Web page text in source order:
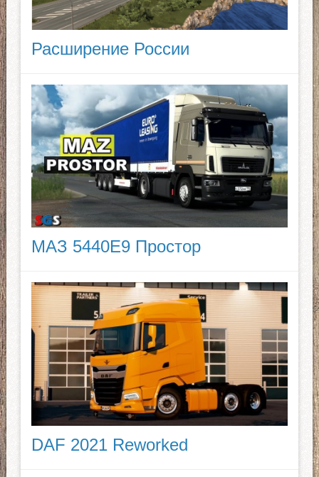
Расширение России
МАЗ 5440E9 Простор
DAF 2021 Reworked